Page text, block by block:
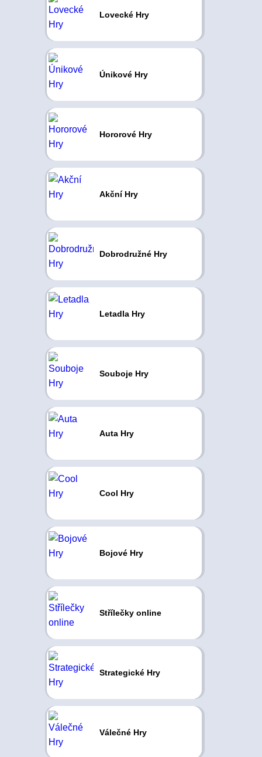
Lovecké Hry
Únikové Hry
Hororové Hry
Akční Hry
Dobrodružné Hry
Letadla Hry
Souboje Hry
Auta Hry
Cool Hry
Bojové Hry
Střílečky online
Strategické Hry
Válečné Hry